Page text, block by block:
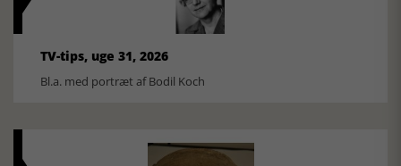
TV-tips, uge 31, 2026
Bl.a. med portræt af Bodil Koch